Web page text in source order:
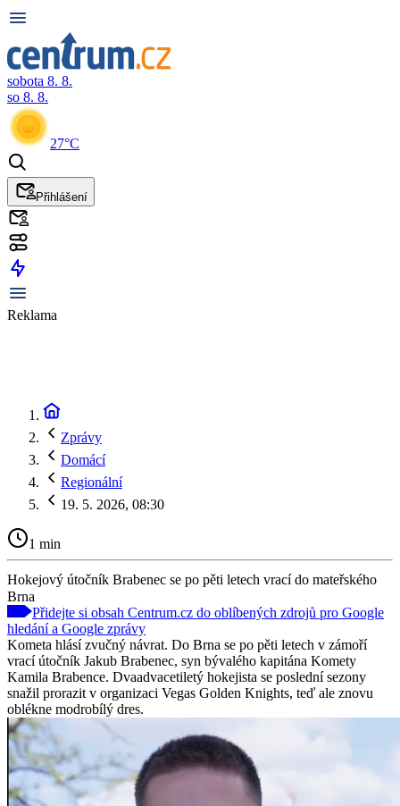
sobota 8. 8.
so 8. 8.
27°C
Přihlášení
Reklama
Zprávy
Domácí
Regionální
19. 5. 2026, 08:30
1 min
Hokejový útočník Brabenec se po pěti letech vrací do mateřského
Brna
Přidejte si obsah Centrum.cz do oblíbených zdrojů pro Google
hledání a Google zprávy
Kometa hlásí zvučný návrat. Do Brna se po pěti letech v zámoří
vrací útočník Jakub Brabenec, syn bývalého kapitána Komety
Kamila Brabence. Dvaadvacetiletý hokejista se poslední sezony
snažil prorazit v organizaci Vegas Golden Knights, teď ale znovu
oblékne modrobílý dres.